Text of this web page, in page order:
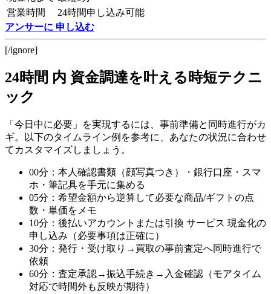
営業時間
24時間申し込み可能
アンサーに 申し込む
[/ignore]
24時間 内 資金調達を叶える時短テクニ
ック
「今日中に必要」を実現するには、事前準備と同時進行がカ
ギ。以下のタイムライン例を参考に、あなたの状況に合わせ
てカスタマイズしましょう。
00分：本人確認書類（顔写真つき）・銀行口座・スマ
ホ・筆記具を手元に集める
05分：希望金額から逆算して必要な商品/ギフトの点
数・単価をメモ
10分：後払いアカウントまたは引換 サービス 現金化の
申し込み（必要事項は正確に）
30分：発行・受け取り→買取の事前査定へ同時進行で
依頼
60分：査定承認→振込手続き→入金確認（モアタイム
対応で時間外も反映が期待）